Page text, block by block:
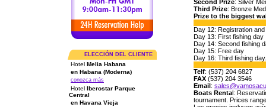
ELECCIÓN DEL CLIENTE
Hotel Melia Habana
en Habana (Moderna)
conozca más
Hotel Iberostar Parque
Central
en Havana Vieja
Second Prize: Silver
Third Prize: Bronze
Prize to the biggest
Day 12: Registration
Day 13: First fishing day
Day 14: Second fishing
Day 15: Free day
Day 16: Third fishing
Telf: (537) 204 6827
FAX (537) 204 3546
Email:
Boats Rental:
tournament. Prices